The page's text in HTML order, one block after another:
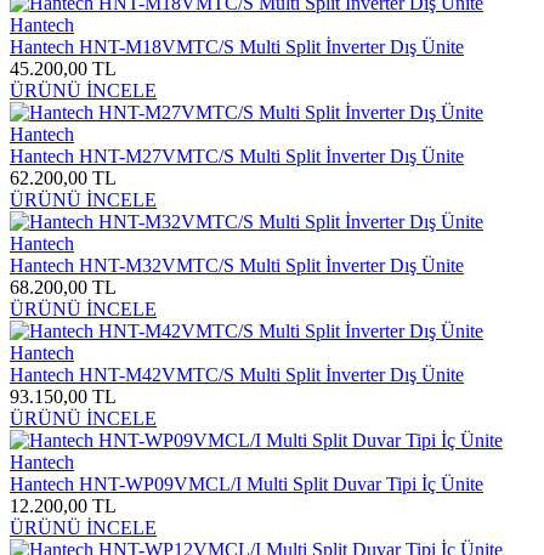
Hantech
Hantech HNT-M18VMTC/S Multi Split İnverter Dış Ünite
45.200,00 TL
ÜRÜNÜ İNCELE
Hantech
Hantech HNT-M27VMTC/S Multi Split İnverter Dış Ünite
62.200,00 TL
ÜRÜNÜ İNCELE
Hantech
Hantech HNT-M32VMTC/S Multi Split İnverter Dış Ünite
68.200,00 TL
ÜRÜNÜ İNCELE
Hantech
Hantech HNT-M42VMTC/S Multi Split İnverter Dış Ünite
93.150,00 TL
ÜRÜNÜ İNCELE
Hantech
Hantech HNT-WP09VMCL/I Multi Split Duvar Tipi İç Ünite
12.200,00 TL
ÜRÜNÜ İNCELE